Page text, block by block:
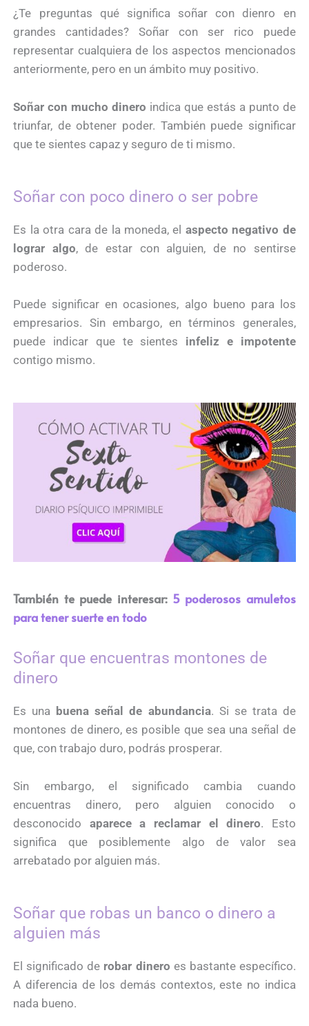
¿Te preguntas qué significa soñar con dienro en
grandes cantidades? Soñar con ser rico puede
representar cualquiera de los aspectos mencionados
anteriormente, pero en un ámbito muy positivo.
Soñar con mucho dinero indica que estás a punto de
triunfar, de obtener poder. También puede significar
que te sientes capaz y seguro de ti mismo.
Soñar con poco dinero o ser pobre
Es la otra cara de la moneda, el aspecto negativo de
lograr algo, de estar con alguien, de no sentirse
poderoso.
Puede significar en ocasiones, algo bueno para los
empresarios. Sin embargo, en términos generales,
puede indicar que te sientes infeliz e impotente
contigo mismo.
También te puede interesar: 5 poderosos amuletos
para tener suerte en todo
Soñar que encuentras montones de
dinero
Es una buena señal de abundancia. Si se trata de
montones de dinero, es posible que sea una señal de
que, con trabajo duro, podrás prosperar.
Sin embargo, el significado cambia cuando
encuentras dinero, pero alguien conocido o
desconocido aparece a reclamar el dinero. Esto
significa que posiblemente algo de valor sea
arrebatado por alguien más.
Soñar que robas un banco o dinero a
alguien más
El significado de robar dinero es bastante específico.
A diferencia de los demás contextos, este no indica
nada bueno.